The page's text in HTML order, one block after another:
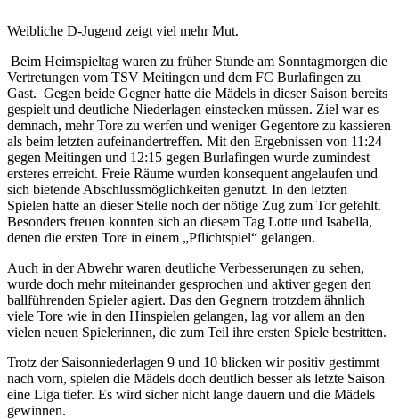
Weibliche D-Jugend zeigt viel mehr Mut.
Beim Heimspieltag waren zu früher Stunde am Sonntagmorgen die
Vertretungen vom TSV Meitingen und dem FC Burlafingen zu
Gast. Gegen beide Gegner hatte die Mädels in dieser Saison bereits
gespielt und deutliche Niederlagen einstecken müssen. Ziel war es
demnach, mehr Tore zu werfen und weniger Gegentore zu kassieren
als beim letzten aufeinandertreffen. Mit den Ergebnissen von 11:24
gegen Meitingen und 12:15 gegen Burlafingen wurde zumindest
ersteres erreicht. Freie Räume wurden konsequent angelaufen und
sich bietende Abschlussmöglichkeiten genutzt. In den letzten
Spielen hatte an dieser Stelle noch der nötige Zug zum Tor gefehlt.
Besonders freuen konnten sich an diesem Tag Lotte und Isabella,
denen die ersten Tore in einem „Pflichtspiel“ gelangen.
Auch in der Abwehr waren deutliche Verbesserungen zu sehen,
wurde doch mehr miteinander gesprochen und aktiver gegen den
ballführenden Spieler agiert. Das den Gegnern trotzdem ähnlich
viele Tore wie in den Hinspielen gelangen, lag vor allem an den
vielen neuen Spielerinnen, die zum Teil ihre ersten Spiele bestritten.
Trotz der Saisonniederlagen 9 und 10 blicken wir positiv gestimmt
nach vorn, spielen die Mädels doch deutlich besser als letzte Saison
eine Liga tiefer. Es wird sicher nicht lange dauern und die Mädels
gewinnen.